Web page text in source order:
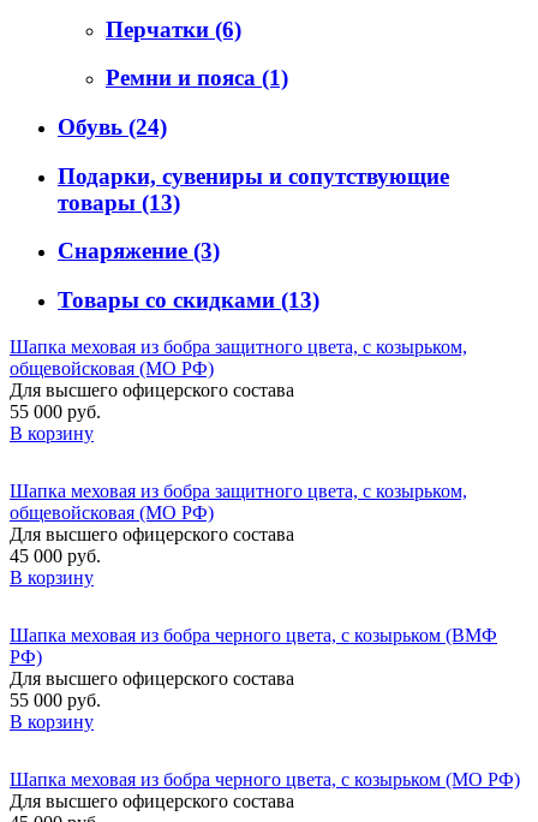
Перчатки (6)
Ремни и пояса (1)
Обувь (24)
Подарки, сувениры и сопутствующие
товары (13)
Снаряжение (3)
Товары со скидками (13)
Шапка меховая из бобра защитного цвета, с козырьком,
общевойсковая (МО РФ)
Для высшего офицерского состава
55 000 руб.
В корзину
Шапка меховая из бобра защитного цвета, с козырьком,
общевойсковая (МО РФ)
Для высшего офицерского состава
45 000 руб.
В корзину
Шапка меховая из бобра черного цвета, с козырьком (ВМФ
РФ)
Для высшего офицерского состава
55 000 руб.
В корзину
Шапка меховая из бобра черного цвета, с козырьком (МО РФ)
Для высшего офицерского состава